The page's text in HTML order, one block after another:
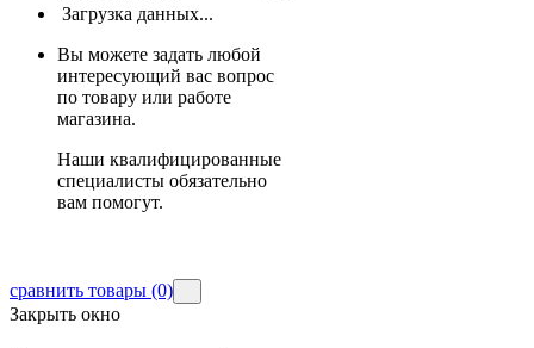
Загрузка данных...
Вы можете задать любой
интересующий вас вопрос
по товару или работе
магазина.
Наши квалифицированные
специалисты обязательно
вам помогут.
сравнить товары (0)
Закрыть окно